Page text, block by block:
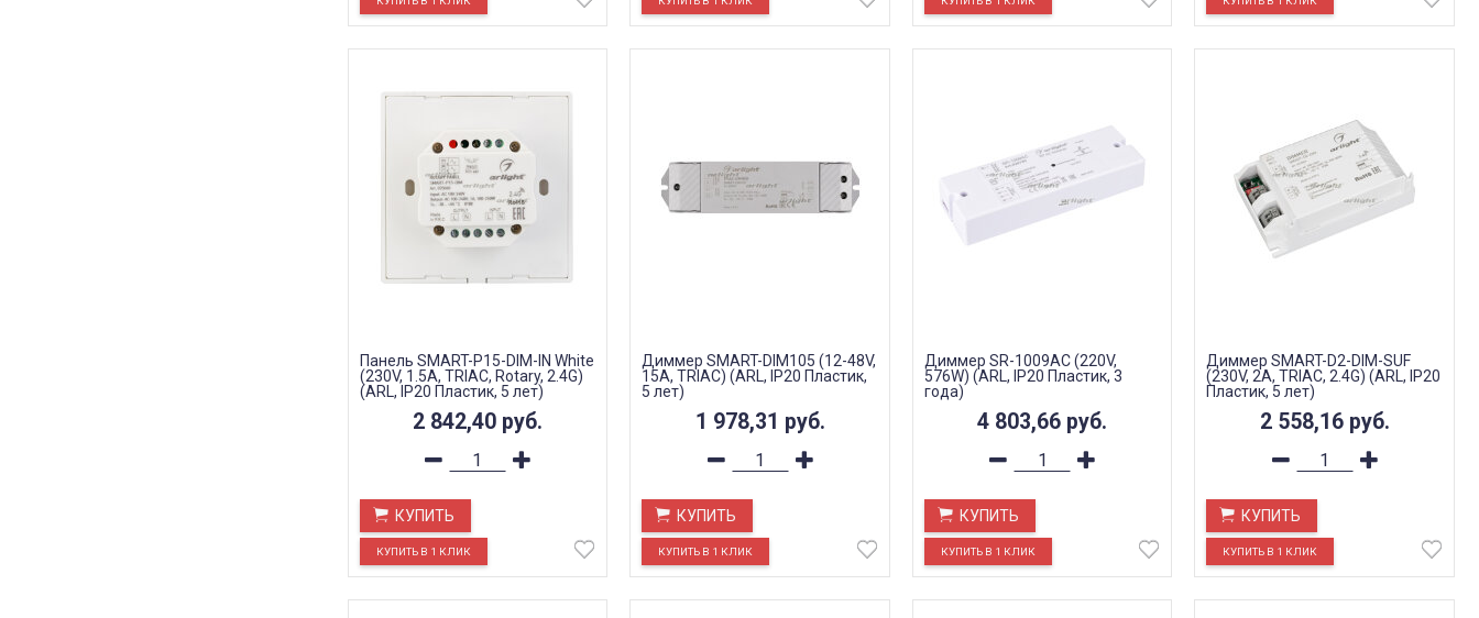
Панель SMART-P15-DIM-IN White
(230V, 1.5A, TRIAC, Rotary, 2.4G)
(ARL, IP20 Пластик, 5 лет)
2 842,40 руб.
КУПИТЬ
Диммер SMART-DIM105 (12-48V,
15A, TRIAC) (ARL, IP20 Пластик,
5 лет)
1 978,31 руб.
КУПИТЬ
Диммер SR-1009AC (220V,
576W) (ARL, IP20 Пластик, 3
года)
4 803,66 руб.
КУПИТЬ
Диммер SMART-D2-DIM-SUF
(230V, 2A, TRIAC, 2.4G) (ARL, IP20
Пластик, 5 лет)
2 558,16 руб.
КУПИТЬ